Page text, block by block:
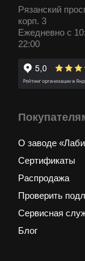
Рязанский
корп. 3
Ежедневно с
22:00
О заводе
Сертификаты
Распродажа
Проверить
Сервисная
Блог